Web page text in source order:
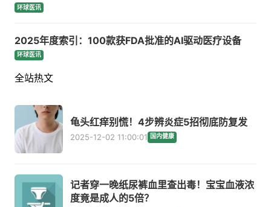
环球医讯
2025年度索引：100款获FDA批准的AI驱动医疗设备
环球医讯
全站热文
龟头红痒别慌！4步辨炎症5招彻底防复发
2025-12-02 11:00:01 国内健康
记者穿一晚纸尿裤血里查出毒！宝宝血液浓
度竟是成人的5倍？